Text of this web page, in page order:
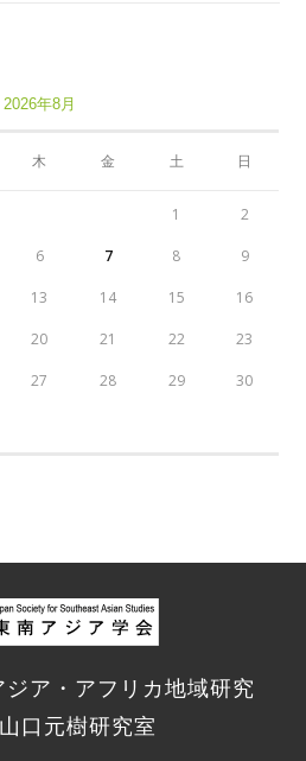
2026年8月
木 金 土 日
1 2
6 7 8 9
13 14 15 16
20 21 22 23
27 28 29 30
ア・アフリカ地域研究
口元樹研究室